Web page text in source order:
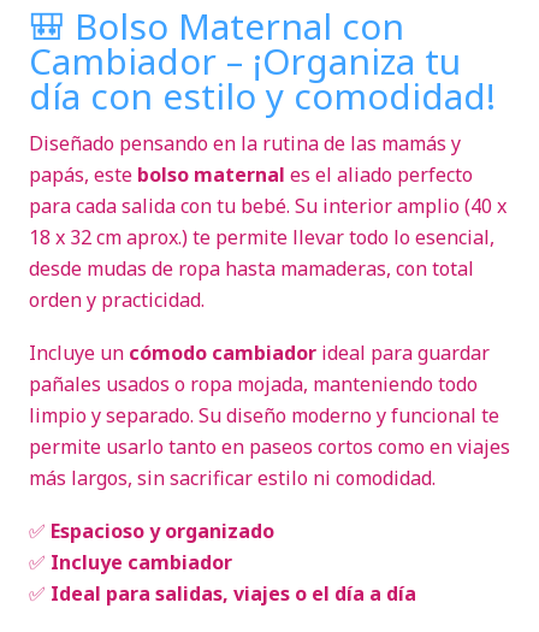
🎒 Bolso Maternal con
Cambiador – ¡Organiza tu
día con estilo y comodidad!
Diseñado pensando en la rutina de las mamás y
papás, este bolso maternal es el aliado perfecto
para cada salida con tu bebé. Su interior amplio (40 x
18 x 32 cm aprox.) te permite llevar todo lo esencial,
desde mudas de ropa hasta mamaderas, con total
orden y practicidad.
Incluye un cómodo cambiador ideal para guardar
pañales usados o ropa mojada, manteniendo todo
limpio y separado. Su diseño moderno y funcional te
permite usarlo tanto en paseos cortos como en viajes
más largos, sin sacrificar estilo ni comodidad.
✅ Espacioso y organizado
✅ Incluye cambiador
✅ Ideal para salidas, viajes o el día a día